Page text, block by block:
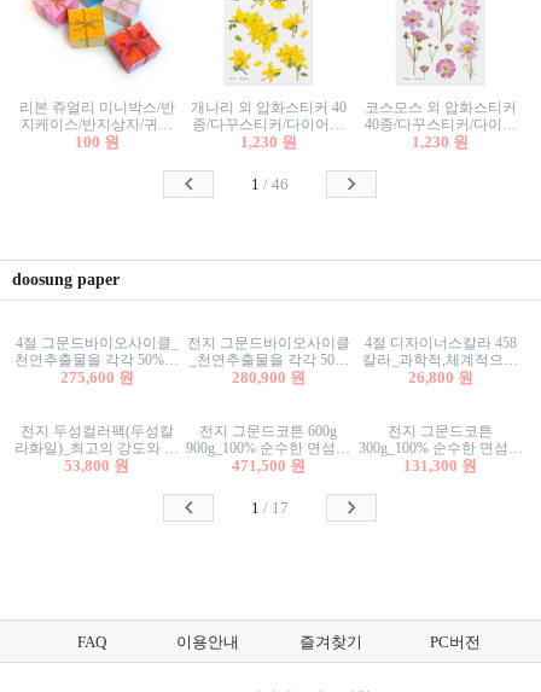
리본 쥬얼리 미니박스/반
지케이스/반지상자/귀걸
이상자/귀걸이박스/악세
100 원
개나리 외 압화스티커 40
종/다꾸스티커/다이어리
꾸미기/꽃스티커/자연물
1,230 원
코스모스 외 압화스티커
40종/다꾸스티커/다이어
리꾸미기/꽃스티커/자연
1,230 원
1 /46
doosung paper
4절 그문드바이오사이클_
천연추출물을 각각 50%이
상 함유한 친환경그래픽
275,600 원
전지 그문드바이오사이클
_천연추출물을 각각 50%
이상 함유한 친환경그래
280,900 원
4절 디자이너스칼라 458
칼라_과학적,체계적으로
분류된 200색을 갖춘 색지
26,800 원
전지 두성컬러팩(두성칼
라화일)_최고의 강도와 평
활성을 지닌 다양한 컬러
53,800 원
전지 그문드코튼 600g
900g_100% 순수한 면섬유
로 만든 친환경프리미엄
471,500 원
전지 그문드코튼
300g_100% 순수한 면섬유
로 만든 친환경프리미엄
131,300 원
1 / 17
FAQ 이용안내 즐겨찾기 PC버전